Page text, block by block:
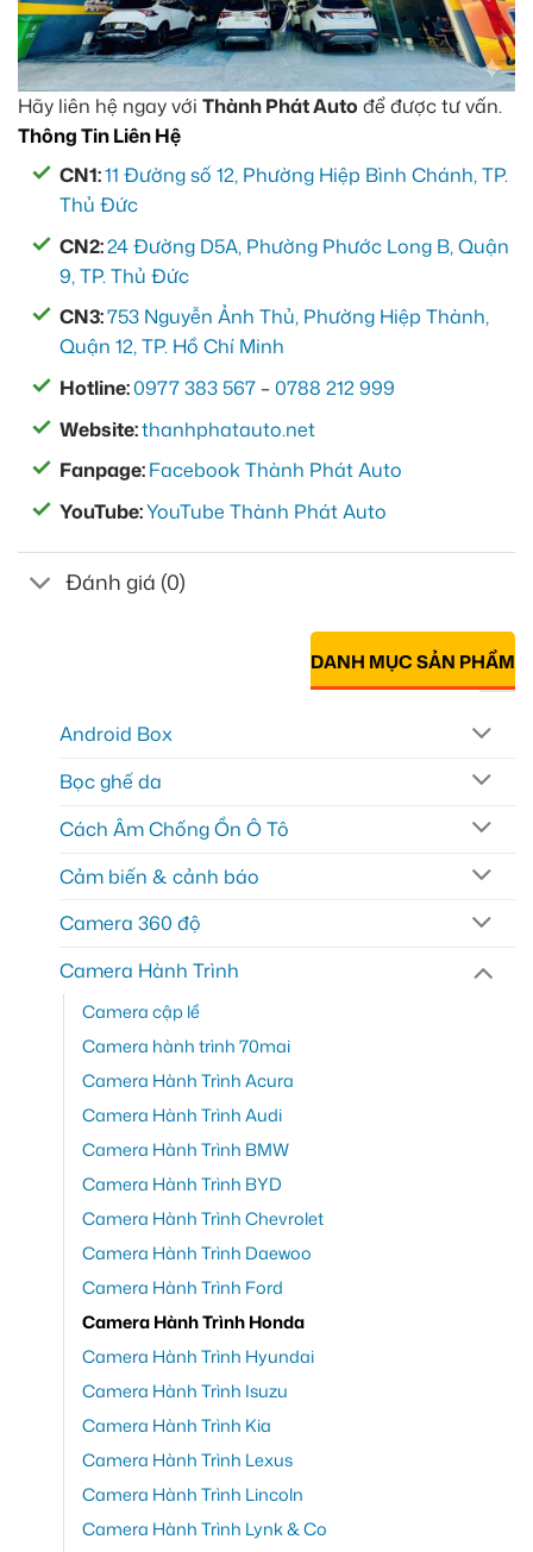
Hãy liên hệ ngay với Thành Phát Auto để được tư vấn.
Thông Tin Liên Hệ
CN1:11 Đường số 12, Phường Hiệp Bình Chánh, TP.
Thủ Đức
CN2:24 Đường D5A, Phường Phước Long B, Quận
9, TP. Thủ Đức
CN3:753 Nguyễn Ảnh Thủ, Phường Hiệp Thành,
Quận 12, TP. Hồ Chí Minh
Hotline:0977 383 567 –0788 212 999
Website:thanhphatauto.net
Fanpage:Facebook Thành Phát Auto
YouTube:YouTube Thành Phát Auto
Đánh giá (0)
DANH MỤC SẢN PHẨM
Android Box
Bọc ghế da
Cách Âm Chống Ồn Ô Tô
Cảm biến & cảnh báo
Camera 360 độ
Camera Hành Trình
Camera cập lề
Camera hành trình 70mai
Camera Hành Trình Acura
Camera Hành Trình Audi
Camera Hành Trình BMW
Camera Hành Trình BYD
Camera Hành Trình Chevrolet
Camera Hành Trình Daewoo
Camera Hành Trình Ford
Camera Hành Trình Honda
Camera Hành Trình Hyundai
Camera Hành Trình Isuzu
Camera Hành Trình Kia
Camera Hành Trình Lexus
Camera Hành Trình Lincoln
Camera Hành Trình Lynk & Co